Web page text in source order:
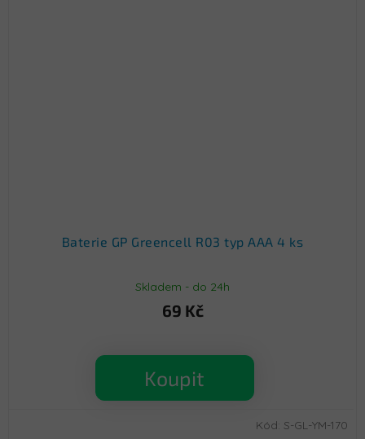
Baterie GP Greencell R03 typ AAA 4 ks
Skladem - do 24h
69 Kč
Koupit
Kód: S-GL-YM-170